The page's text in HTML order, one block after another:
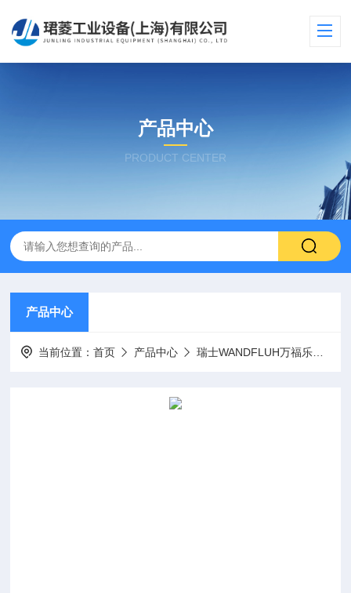
产品中心
PRODUCT CENTER
产品中心
当前位置：首页 产品中心 瑞士WANDFLUH万福乐